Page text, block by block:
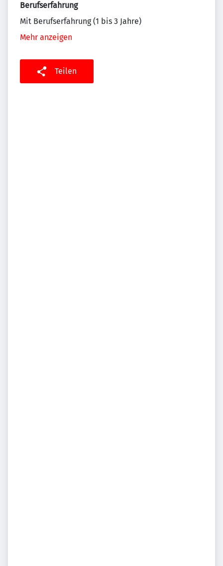
Berufserfahrung
Mit Berufserfahrung (1 bis 3 Jahre)
Mehr anzeigen
Teilen